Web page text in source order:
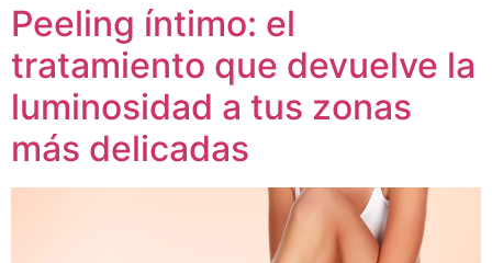
Peeling íntimo: el
tratamiento que devuelve la
luminosidad a tus zonas
más delicadas